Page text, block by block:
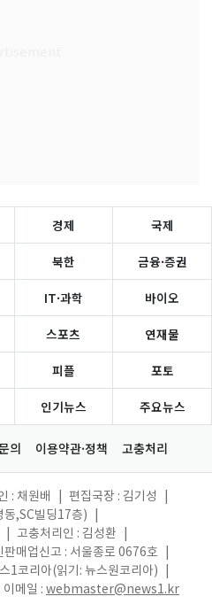
경제 국제
북한 금융·증권
IT·과학 바이오
스포츠 연재물
피플 포토
인기뉴스 주요뉴스
의 이용약관·정책 고충처리
: 채원배 편집국장 : 김기성
동,SC빌딩17층)
고충처리인 : 김성환
판매업신고 : 서울종로 0676호
1코리아(읽기: 뉴스원코리아)
이메일 : webmaster@news1.kr